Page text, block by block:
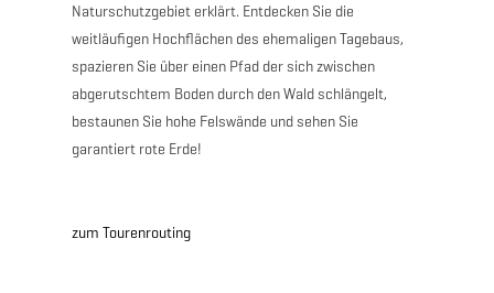
Naturschutzgebiet erklärt. Entdecken Sie die
weitläufigen Hochflächen des ehemaligen Tagebaus,
spazieren Sie über einen Pfad der sich zwischen
abgerutschtem Boden durch den Wald schlängelt,
bestaunen Sie hohe Felswände und sehen Sie
garantiert rote Erde!
zum Tourenrouting